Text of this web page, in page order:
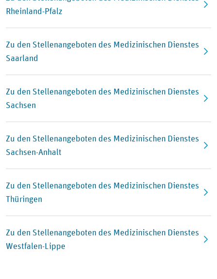
Rheinland-Pfalz
Zu den Stellenangeboten des Medizinischen Dienstes
Saarland
Zu den Stellenangeboten des Medizinischen Dienstes
Sachsen
Zu den Stellenangeboten des Medizinischen Dienstes
Sachsen-Anhalt
Zu den Stellenangeboten des Medizinischen Dienstes
Thüringen
Zu den Stellenangeboten des Medizinischen Dienstes
Westfalen-Lippe